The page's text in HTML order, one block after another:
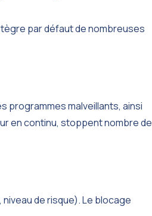
par défaut de nombreuses
programmes malveillants, ainsi
en continu, stoppent nombre de
de risque). Le blocage